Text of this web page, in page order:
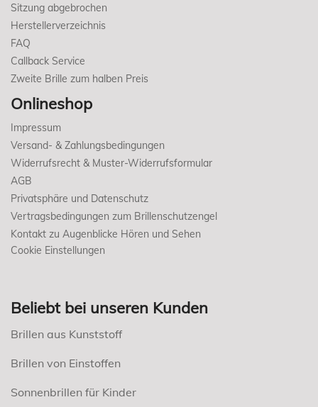
Sitzung abgebrochen
Herstellerverzeichnis
FAQ
Callback Service
Zweite Brille zum halben Preis
Onlineshop
Impressum
Versand- & Zahlungsbedingungen
Widerrufsrecht & Muster-Widerrufsformular
AGB
Privatsphäre und Datenschutz
Vertragsbedingungen zum Brillenschutzengel
Kontakt zu Augenblicke Hören und Sehen
Cookie Einstellungen
Beliebt bei unseren Kunden
Brillen aus Kunststoff
Brillen von Einstoffen
Sonnenbrillen für Kinder